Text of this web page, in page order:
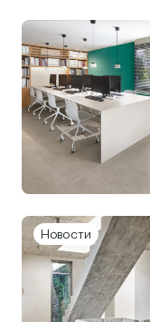
Новости